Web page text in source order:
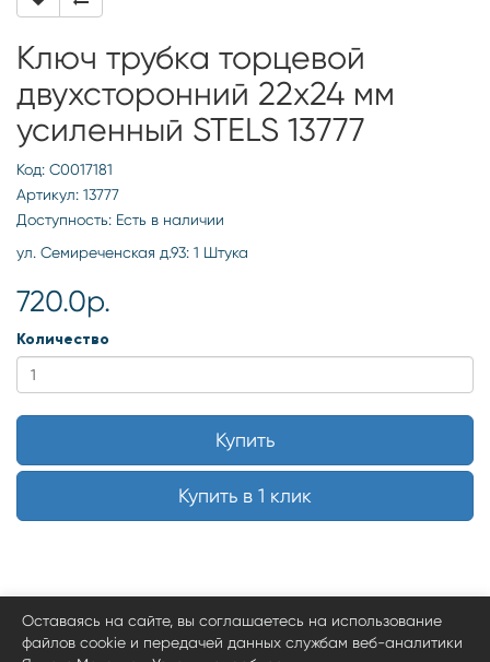
Ключ трубка торцевой
двухсторонний 22х24 мм
усиленный STELS 13777
Код: С0017181
Артикул: 13777
Доступность: Есть в наличии
ул. Семиреченская д.93: 1 Штука
720.0р.
Количество
Купить
Купить в 1 клик
Оставаясь на сайте, вы соглашаетесь на использование
файлов cookie и передачей данных службам веб-аналитики